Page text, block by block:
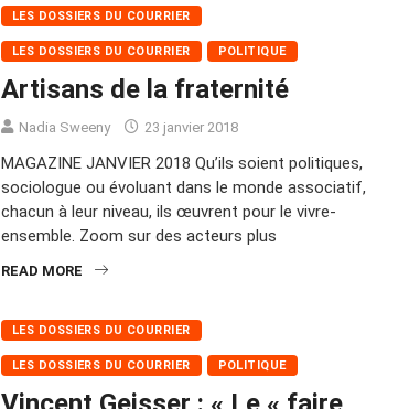
LES DOSSIERS DU COURRIER
LES DOSSIERS DU COURRIER POLITIQUE
Artisans de la fraternité
Nadia Sweeny 23 janvier 2018
MAGAZINE JANVIER 2018 Qu’ils soient politiques,
sociologue ou évoluant dans le monde associatif,
chacun à leur niveau, ils œuvrent pour le vivre-
ensemble. Zoom sur des acteurs plus
READ MORE
LES DOSSIERS DU COURRIER
LES DOSSIERS DU COURRIER POLITIQUE